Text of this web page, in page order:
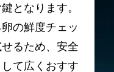
となります。
の鮮度チェッ
るため、安全
て広くおすす